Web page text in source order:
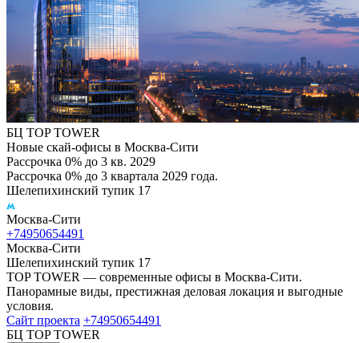
БЦ TOP TOWER
Новые скай-офисы в Москва-Сити
Рассрочка 0% до 3 кв. 2029
Рассрочка 0% до 3 квартала 2029 года.
Шелепихинский тупик 17
Москва-Сити
+74950654491
Москва-Сити
Шелепихинский тупик 17
TOP TOWER — современные офисы в Москва-Сити.
Панорамные виды, престижная деловая локация и выгодные
условия.
Сайт проекта +74950654491
БЦ TOP TOWER